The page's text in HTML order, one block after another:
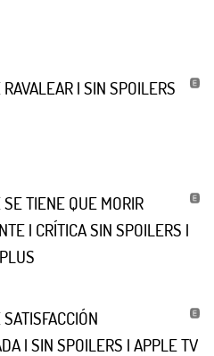
RAVALEAR | SIN SPOILERS
SE TIENE QUE MORIR
| CRÍTICA SIN SPOILERS |
| SIN SPOILERS | APPLE TV